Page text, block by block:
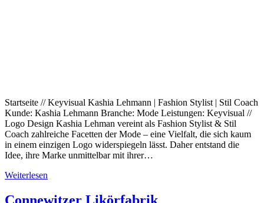
Startseite // Keyvisual Kashia Lehmann | Fashion Stylist | Stil Coach
Kunde: Kashia Lehmann Branche: Mode Leistungen: Keyvisual //
Logo Design Kashia Lehman vereint als Fashion Stylist & Stil
Coach zahlreiche Facetten der Mode – eine Vielfalt, die sich kaum
in einem einzigen Logo widerspiegeln lässt. Daher entstand die
Idee, ihre Marke unmittelbar mit ihrer…
Weiterlesen
Connewitzer Likörfabrik